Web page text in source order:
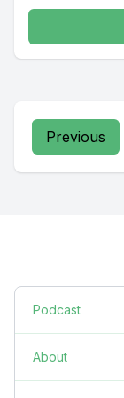
Previous
Podcast
About